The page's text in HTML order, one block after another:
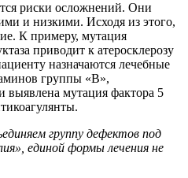
риски осложнений. Они
и низкими. Исходя из этого,
К примеру, мутация
приводит к атеросклерозу
назначаются лечебные
группы «В»,
выявлена мутация фактора 5
группу дефектов под
единой формы лечения не